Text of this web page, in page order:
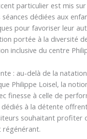
particulier est mis sur
séances dédiées aux
pour favoriser leur
portée à la diversité
inclusive du centre
: au-delà de la
Philippe Loisel, la
finesse à celle de
à la détente
souhaitant profiter
régénérant.